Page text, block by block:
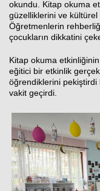
okundu. Kitap okuma
güzelliklerini ve kültürel
Öğretmenlerin
çocukların dikkatini
Kitap okuma
eğitici bir etkinlik
öğrendiklerini pekiştirdi
vakit geçirdi.